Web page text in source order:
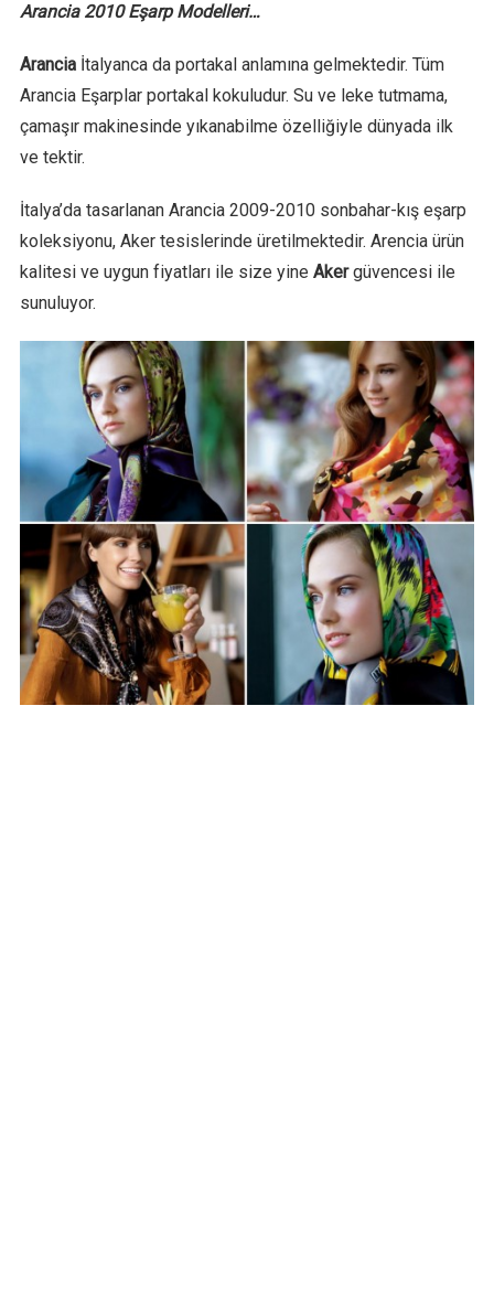
Arancia 2010 Eşarp Modelleri…
Aranciaİtalyanca da portakal anlamına gelmektedir. Tüm
Arancia Eşarplar portakal kokuludur. Su ve leke tutmama,
çamaşır makinesinde yıkanabilme özelliğiyle dünyada ilk
ve tektir.
İtalya’da tasarlanan Arancia 2009-2010 sonbahar-kış eşarp
koleksiyonu, Aker tesislerinde üretilmektedir. Arencia ürün
kalitesi ve uygun fiyatları ile size yine Akergüvencesi ile
sunuluyor.